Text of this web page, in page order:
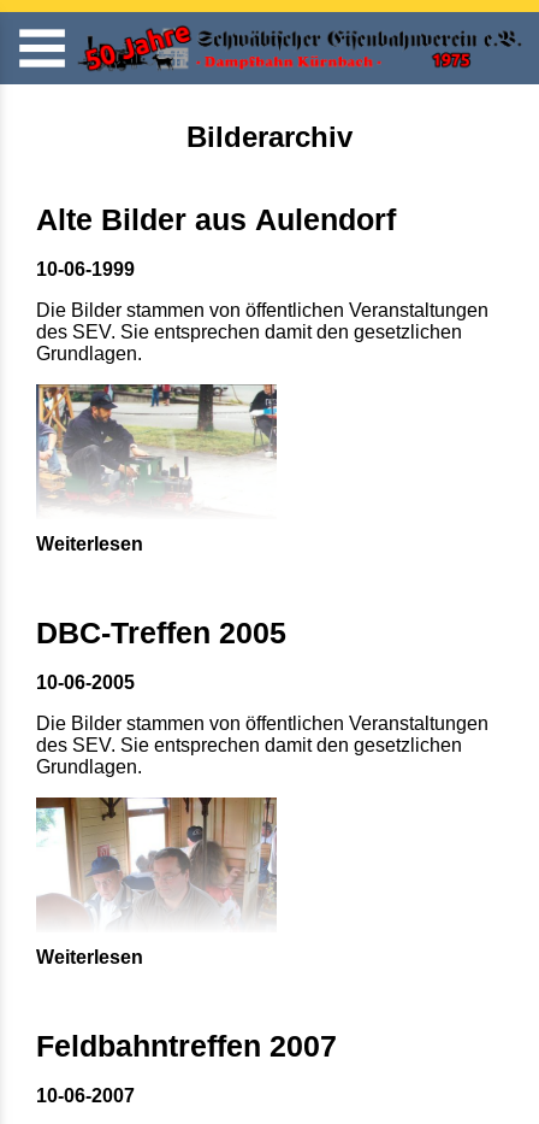
Bilderarchiv
Alte Bilder aus Aulendorf
10-06-1999
Die Bilder stammen von öffentlichen Veranstaltungen
des SEV. Sie entsprechen damit den gesetzlichen
Grundlagen.
Weiterlesen
DBC-Treffen 2005
10-06-2005
Die Bilder stammen von öffentlichen Veranstaltungen
des SEV. Sie entsprechen damit den gesetzlichen
Grundlagen.
Weiterlesen
Feldbahntreffen 2007
10-06-2007